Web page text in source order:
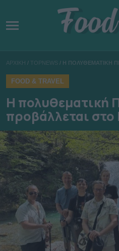
ΑΡΧΙΚΗ / TOPNEWS / Η ΠΟΛΥΘΕΜΑΤΙΚΗ
FOOD & TRAVEL
Η πολυθεματική
προβάλλεται στο